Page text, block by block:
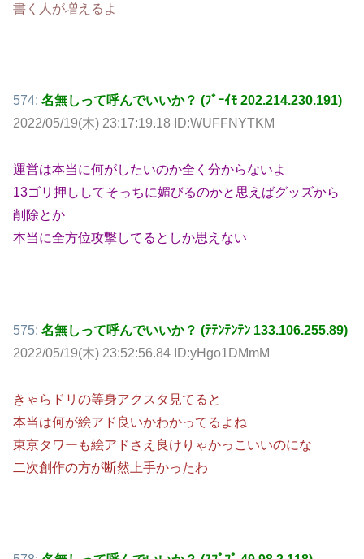
書く人が増えるよ
574: 名無しって呼んでいいか？ (ﾌﾞｰｲﾓ 202.214.230.191)
2022/05/19(木) 23:17:19.18 ID:WUFFNYTKM
運営は本当に何がしたいのか全く分からないよ
13ゴリ押ししてそっちに媚びるのかと思えばグッズから
削除とか
本当に全方位攻撃してるとしか思えない
575: 名無しって呼んでいいか？ (ﾃﾃﾝﾃﾝﾃﾝ 133.106.255.89)
2022/05/19(木) 23:52:56.84 ID:yHgo1DMmM
きゃらドリの等身アクスタ見てると
本当は何が絵アド良いかわかってるよね
東京タワーも絵アドさえ良けりゃかっこいいのにな
二次創作の方が断然上手かったわ